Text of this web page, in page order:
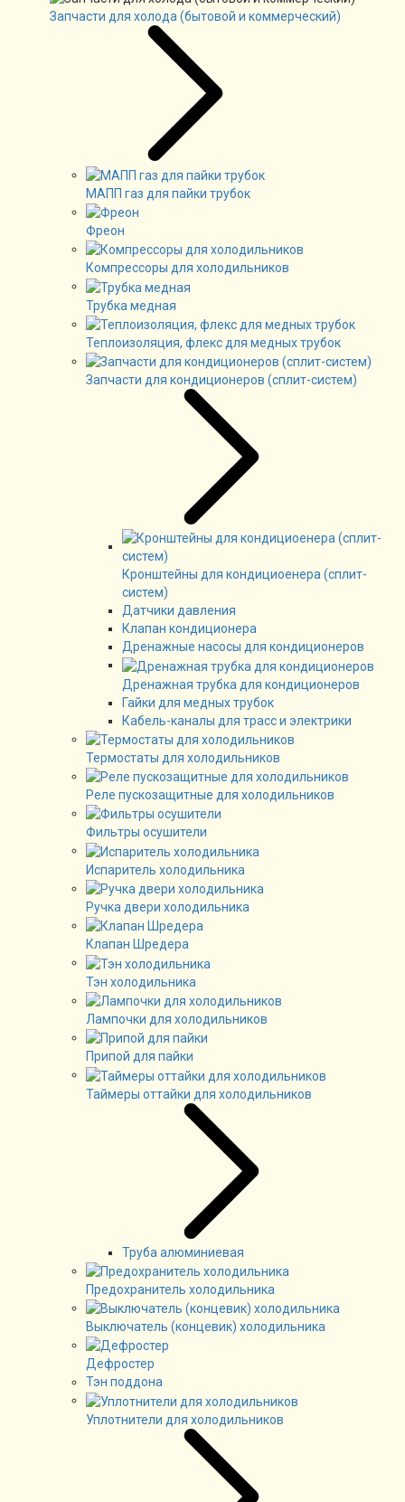
Запчасти для холода (бытовой и коммерческий)
МАПП газ для пайки трубок
Фреон
Компрессоры для холодильников
Трубка медная
Теплоизоляция, флекс для медных трубок
Запчасти для кондиционеров (сплит-систем)
Кронштейны для кондициоенера (сплит-
систем)
Датчики давления
Клапан кондиционера
Дренажные насосы для кондиционеров
Дренажная трубка для кондиционеров
Гайки для медных трубок
Кабель-каналы для трасс и электрики
Термостаты для холодильников
Реле пускозащитные для холодильников
Фильтры осушители
Испаритель холодильника
Ручка двери холодильника
Клапан Шредера
Тэн холодильника
Лампочки для холодильников
Припой для пайки
Таймеры оттайки для холодильников
Труба алюминиевая
Предохранитель холодильника
Выключатель (концевик) холодильника
Дефростер
Тэн поддона
Уплотнители для холодильников